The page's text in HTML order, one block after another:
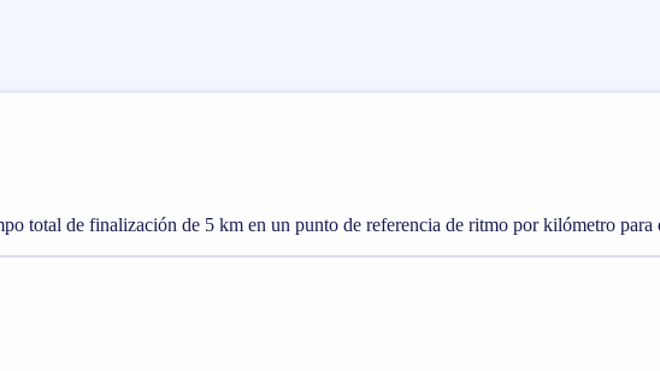
total de finalización de 5 km en un punto de referencia de ritmo por kilómetro para